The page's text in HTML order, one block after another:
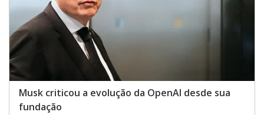
Musk criticou a evolução da OpenAI desde sua
fundação